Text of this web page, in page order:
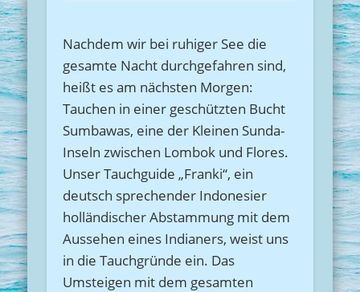
Nachdem wir bei ruhiger See die
gesamte Nacht durchgefahren sind,
heißt es am nächsten Morgen:
Tauchen in einer geschützten Bucht
Sumbawas, eine der Kleinen Sunda-
Inseln zwischen Lombok und Flores.
Unser Tauchguide „Franki“, ein
deutsch sprechender Indonesier
holländischer Abstammung mit dem
Aussehen eines Indianers, weist uns
in die Tauchgründe ein. Das
Umsteigen mit dem gesamten